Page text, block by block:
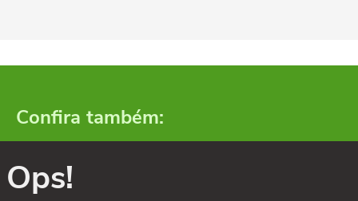
Confira também:
Ops!